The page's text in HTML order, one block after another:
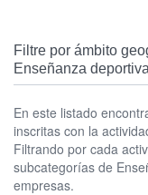
Filtre por ámbito
Enseñanza
En este listado
inscritas con la
Filtrando por cada
subcategorías de
empresas.